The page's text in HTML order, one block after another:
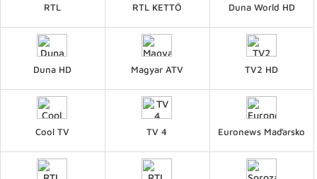
RTL RTL KETTŐ Duna World HD
Duna HD Magyar ATV TV2 HD
Cool TV TV 4 Euronews Maďarsko